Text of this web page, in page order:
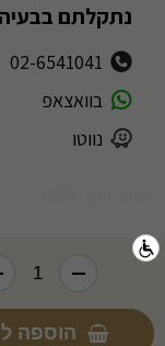
הוספה
נתקלתם
02-6541041
בוואצאפ
נווטו